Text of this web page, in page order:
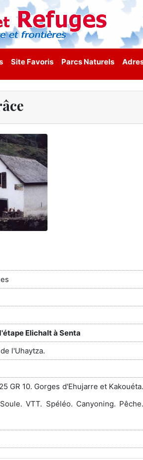
Site Favoris Parcs Naturels
Elichalt à Senta
l'Uhaytza.
GR 10. Gorges d'Ehujarre et Kakouéta.
VTT. Spéléo. Canyoning. Pêche.